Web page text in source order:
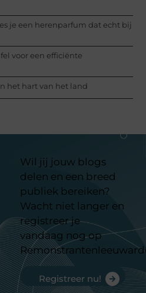
je een herenparfum dat echt bij
voor een efficiënte
het hart van het land
Wil jij jouw blogs
delen en een breed
publiek bereiken?
Wacht niet langer en
registreer je
vandaag nog op
Registreer nu!